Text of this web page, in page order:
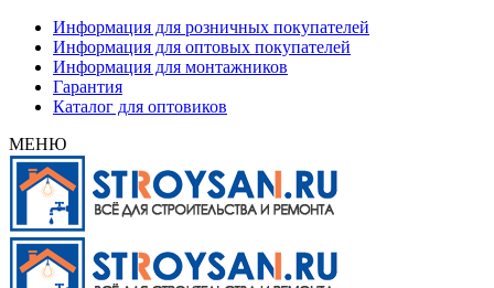
Информация для розничных покупателей
Информация для оптовых покупателей
Информация для монтажников
Гарантия
Каталог для оптовиков
МЕНЮ